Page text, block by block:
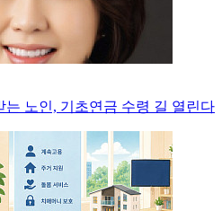
는 노인, 기초연금 수령 길 열린다